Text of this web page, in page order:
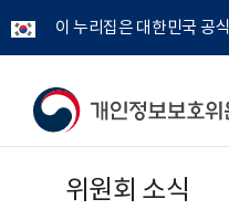
이 누리집은 대한민국 공
개
위원회 소식